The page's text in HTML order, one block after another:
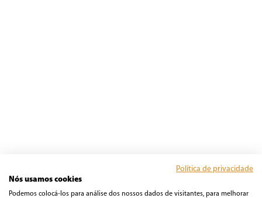
Política de privacidade
Nós usamos cookies
Podemos colocá-los para análise dos nossos dados de visitantes, para melhorar